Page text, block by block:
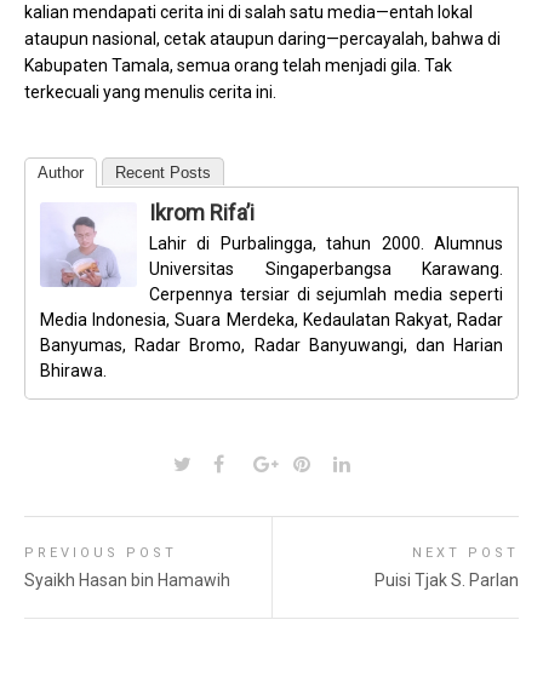
kalian mendapati cerita ini di salah satu media—entah lokal
ataupun nasional, cetak ataupun daring—percayalah, bahwa di
Kabupaten Tamala, semua orang telah menjadi gila. Tak
terkecuali yang menulis cerita ini.
Author Recent Posts
Ikrom Rifa’i
Lahir di Purbalingga, tahun 2000. Alumnus
Universitas Singaperbangsa Karawang.
Cerpennya tersiar di sejumlah media seperti
Media Indonesia, Suara Merdeka, Kedaulatan Rakyat, Radar
Banyumas, Radar Bromo, Radar Banyuwangi, dan Harian
Bhirawa.
PREVIOUS POST
Syaikh Hasan bin Hamawih
NEXT POST
Puisi Tjak S. Parlan